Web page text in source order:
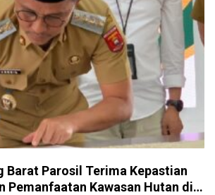
Barat Parosil Terima Kepastian
Pemanfaatan Kawasan Hutan di